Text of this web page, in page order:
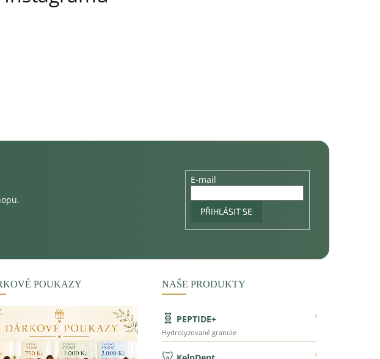
E-mail
PŘIHLÁSIT SE
POUKAZY NAŠE PRODUKTY
🧬 PEPTIDE+ ›
Hydrolyzované granule
›